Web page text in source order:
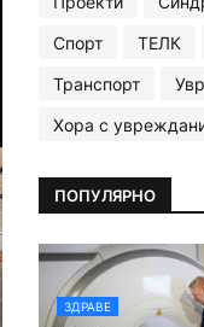
Спорт
ТЕЛК
Транспорт
Хора с
ПОПУЛЯРНО
ЗДРАВЕ